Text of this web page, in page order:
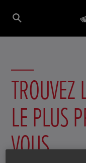
TROUVEZ
LE PLUS
VOUS